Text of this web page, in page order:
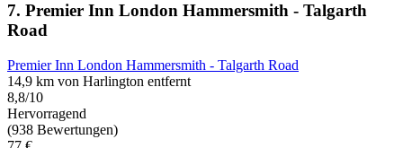
7. Premier Inn London Hammersmith - Talgarth
Road
Premier Inn London Hammersmith - Talgarth Road
14,9 km von Harlington entfernt
8,8/10
Hervorragend
(938 Bewertungen)